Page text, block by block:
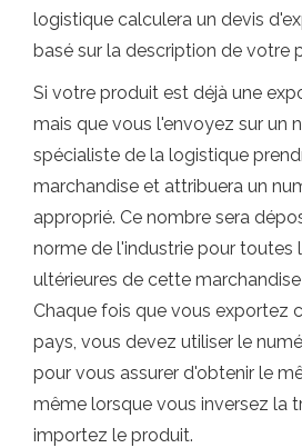
logistique calculera un devis
basé sur la description de votre
Si votre produit est déjà une
mais que vous l'envoyez sur un
spécialiste de la logistique
marchandise et attribuera un
approprié. Ce nombre sera
norme de l'industrie pour toutes
ultérieures de cette
Chaque fois que vous exportez
pays, vous devez utiliser le
pour vous assurer d'obtenir le
même lorsque vous inversez la
importez le produit.